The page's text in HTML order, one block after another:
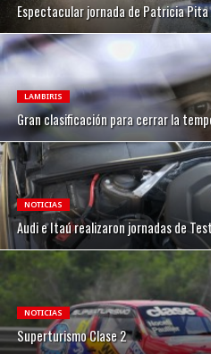
Espectacular jornada de Patricia
LAMBIRIS
Gran clasificación para cerrar la
NOTICIAS
Audi e Itaú realizaron jornadas de
NOTICIAS
Superturismo Clase 2